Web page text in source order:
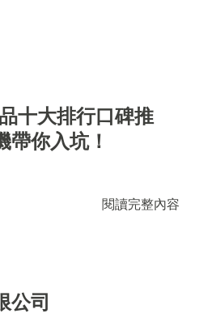
十大排行口碑推
帶你入坑！
閱讀完整內容
公司